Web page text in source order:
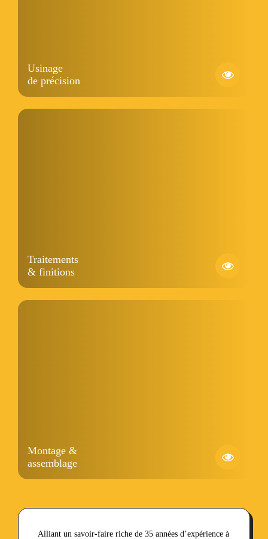
Usinage
de précision
Traitements
& finitions
Montage &
assemblage
Alliant un savoir-faire riche de 35 années d’expérience à